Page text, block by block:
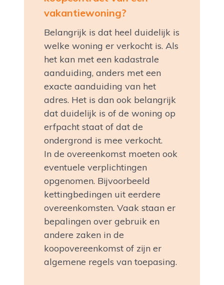
vakantiewoning?
Belangrijk is dat heel duidelijk is
welke woning er verkocht is. Als
het kan met een kadastrale
aanduiding, anders met een
exacte aanduiding van het
adres. Het is dan ook belangrijk
dat duidelijk is of de woning op
erfpacht staat of dat de
ondergrond is mee verkocht.
In de overeenkomst moeten ook
eventuele verplichtingen
opgenomen. Bijvoorbeeld
kettingbedingen uit eerdere
overeenkomsten. Vaak staan er
bepalingen over gebruik en
andere zaken in de
koopovereenkomst of zijn er
algemene regels van toepasing.